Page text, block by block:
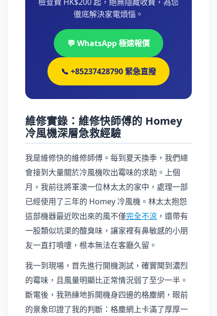
徹底解決家電煩惱。
💬 WhatsApp 極速報價
📞 +85237428790 緊急直撥
維修實錄：維修快師傅的 Homey
冷風機深層急救經驗
我是維修快的維修師傅。每到夏天換季，我們總
會接到大量關於冷風機吹出霉味的求助。上個
月，我前往將軍澳一位林太太的家中，處理一部
已經使用了三年的 Homey 冷風機。林太太抱怨
這部機器最近吹出來的風不僅完全不涼 ，還帶有
一股類似坑渠的酸臭味，讓家裡有鼻敏感的小朋
友一直打噴嚏，根本無法在客廳久留。
我一到現場，首先進行開機測試，確實聞到濃烈
的霉味，且風量明顯比正常情況弱了至少一半。
斷電後，我熟練地拆開機身四邊的格塵網，眼前
的景象印證了我的判斷：格塵網上卡滿了厚厚一